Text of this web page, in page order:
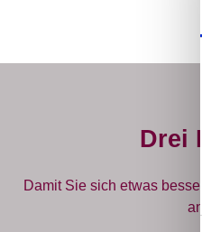
Drei
Damit Sie sich etwas